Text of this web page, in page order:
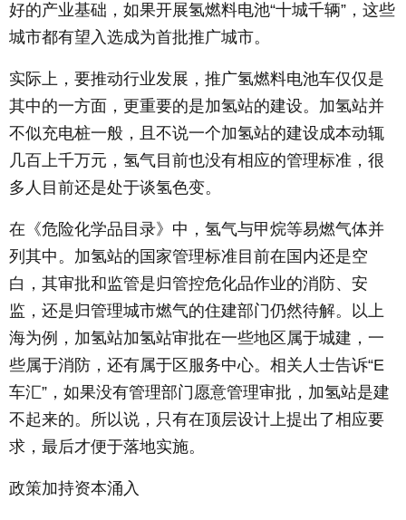
好的产业基础，如果开展氢燃料电池“十城千辆”，这些
城市都有望入选成为首批推广城市。
实际上，要推动行业发展，推广氢燃料电池车仅仅是
其中的一方面，更重要的是加氢站的建设。加氢站并
不似充电桩一般，且不说一个加氢站的建设成本动辄
几百上千万元，氢气目前也没有相应的管理标准，很
多人目前还是处于谈氢色变。
在《危险化学品目录》中，氢气与甲烷等易燃气体并
列其中。加氢站的国家管理标准目前在国内还是空
白，其审批和监管是归管控危化品作业的消防、安
监，还是归管理城市燃气的住建部门仍然待解。以上
海为例，加氢站加氢站审批在一些地区属于城建，一
些属于消防，还有属于区服务中心。相关人士告诉“E
车汇”，如果没有管理部门愿意管理审批，加氢站是建
不起来的。所以说，只有在顶层设计上提出了相应要
求，最后才便于落地实施。
政策加持资本涌入